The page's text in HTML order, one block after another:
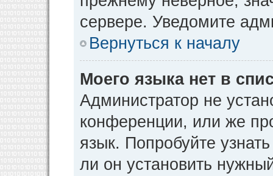
сервере. Уведомите
Вернуться к началу
Моего языка нет в
Администратор не
конференции, или же
язык. Попробуйте
ли он установить